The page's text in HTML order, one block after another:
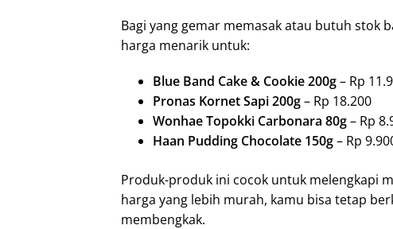
Bagi yang gemar memasak atau butuh stok
harga menarik untuk:
Blue Band Cake & Cookie 200g– Rp
Pronas Kornet Sapi 200g– Rp 18.200
Wonhae Topokki Carbonara 80g– Rp
Haan Pudding Chocolate 150g– Rp
Produk-produk ini cocok untuk melengkapi
harga yang lebih murah, kamu bisa tetap
membengkak.